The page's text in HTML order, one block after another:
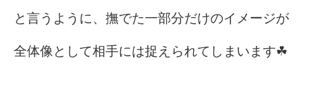
と言うように、撫でた一部分だけのイメージが
全体像として相手には捉えられてしまいます☘